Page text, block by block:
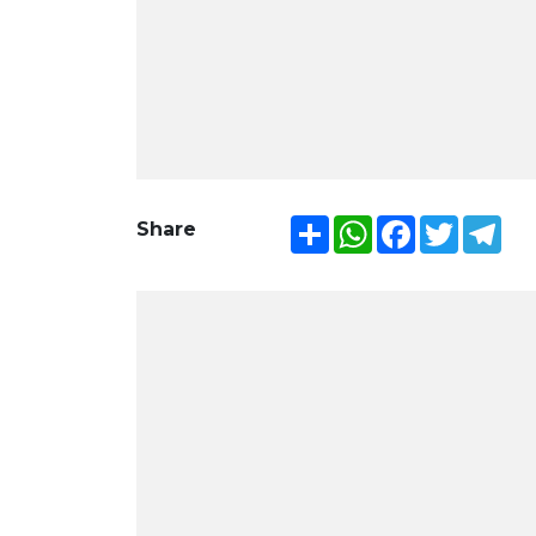
Share ShareWhatsApp
Facebook
Twitter